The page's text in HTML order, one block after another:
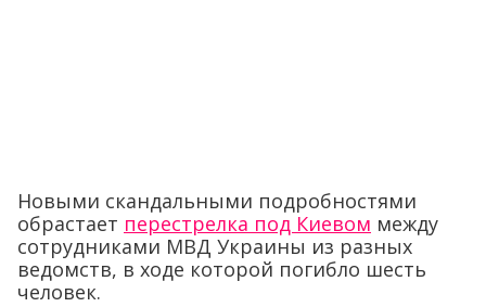
Новыми скандальными подробностями
обрастает перестрелка под Киевом между
сотрудниками МВД Украины из разных
ведомств, в ходе которой погибло шесть
человек.